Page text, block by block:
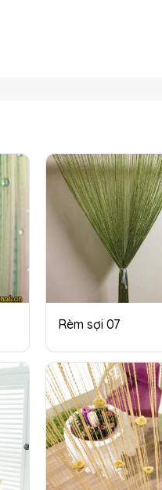
Rèm sợi 07